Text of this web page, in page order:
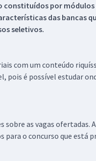
constituídos por
das bancas
seletivos.
com um conteúdo
pois é possível estudar
sobre as vagas ofertadas.
para o concurso que está